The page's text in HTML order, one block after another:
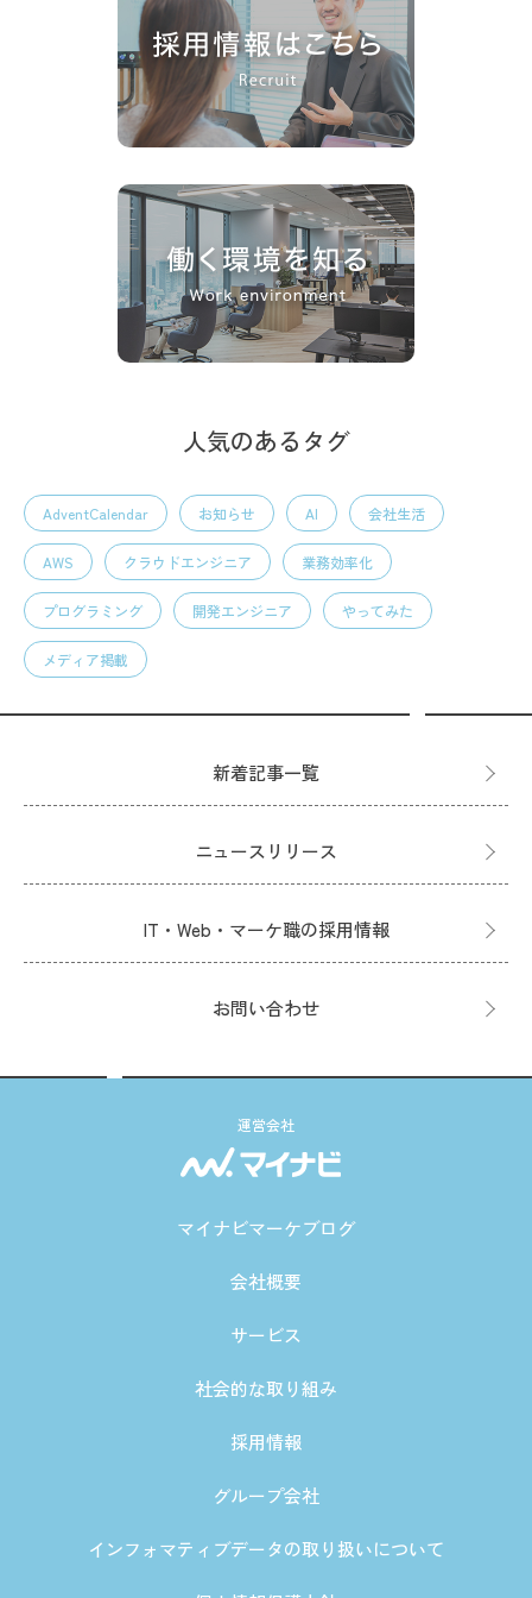
人気のあるタグ
AdventCalendar お知らせ AI 会社生活
AWS クラウドエンジニア 業務効率化
プログラミング 開発エンジニア やってみた
メディア掲載
新着記事一覧
ニュースリリース
IT・Web・マーケ職の採用情報
お問い合わせ
運営会社
マイナビマーケブログ
会社概要
サービス
社会的な取り組み
採用情報
グループ会社
インフォマティブデータの取り扱いについて